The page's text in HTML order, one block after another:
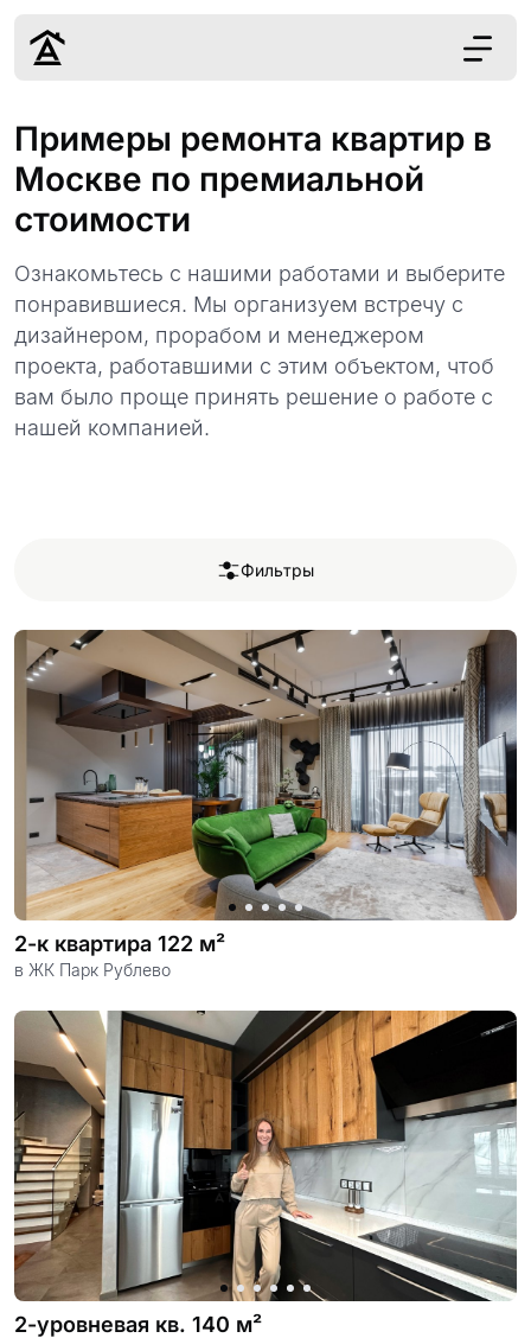
Дизайн
Ремонт
Цены
Контакты
г. Москва
8 (495) 109-
22-59
Примеры ремонта квартир в
Москве по премиальной
стоимости
Ознакомьтесь с нашими работами и выберите
понравившиеся. Мы организуем встречу с
дизайнером, прорабом и менеджером
проекта, работавшими с этим объектом, чтоб
вам было проще принять решение о работе с
нашей компанией.
Современный
Классический
Площадь
помещения
м² До м²
Показать
Сбросить
всё
Фильтры
2-к квартира 122 м²
в ЖК Парк Рублево
2-уровневая кв. 140 м²